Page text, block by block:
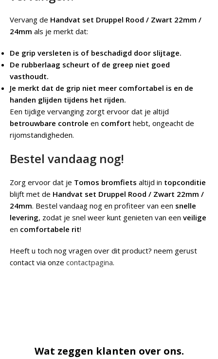
Vervang de Handvat set Druppel Rood / Zwart 22mm /
24mm als je merkt dat:
De grip versleten is of beschadigd door slijtage.
De rubberlaag scheurt of de greep niet goed
vasthoudt.
Je merkt dat de grip niet meer comfortabel is en de
handen glijden tijdens het rijden.
Een tijdige vervanging zorgt ervoor dat je altijd
betrouwbare controle en comfort hebt, ongeacht de
rijomstandigheden.
Bestel vandaag nog!
Zorg ervoor dat je Tomos bromfiets altijd in topconditie
blijft met de Handvat set Druppel Rood / Zwart 22mm /
24mm. Bestel vandaag nog en profiteer van een snelle
levering, zodat je snel weer kunt genieten van een veilige
en comfortabele rit!
Heeft u toch nog vragen over dit product? neem gerust
contact via onze contactpagina.
Wat zeggen klanten over ons.